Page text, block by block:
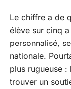
Le chiffre a de
élève sur cinq a
personnalisé,
nationale.
plus rugueuse :
trouver un